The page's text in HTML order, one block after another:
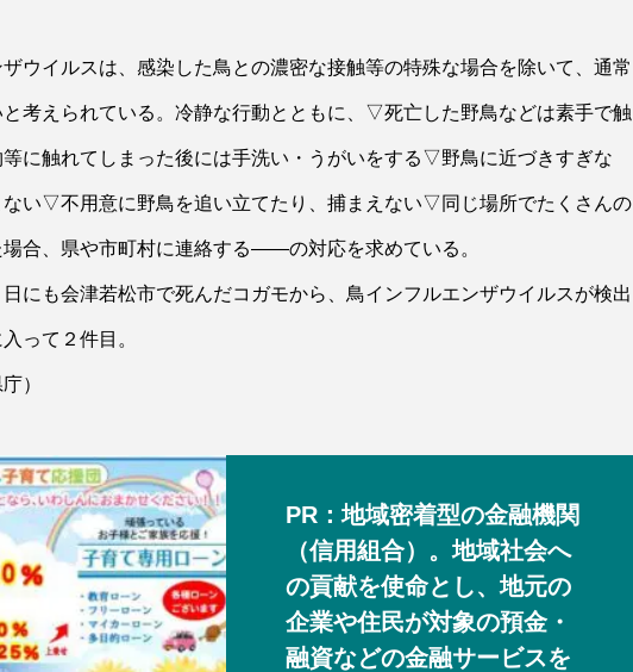
ウイルスは、感染した鳥との濃密な接触等の特殊な場合を除いて、通常
考えられている。冷静な行動とともに、▽死亡した野鳥などは素手で触
に触れてしまった後には手洗い・うがいをする▽野鳥に近づきすぎな
ない▽不用意に野鳥を追い立てたり、捕まえない▽同じ場所でたくさんの
合、県や市町村に連絡する――の対応を求めている。
にも会津若松市で死んだコガモから、鳥インフルエンザウイルスが検出
って２件目。
）
PR：地域密着型の金融機関
（信用組合）。地域社会へ
の貢献を使命とし、地元の
企業や住民が対象の預金・
融資などの金融サービスを